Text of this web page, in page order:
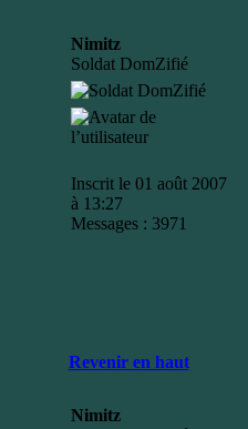
Nimitz
Soldat DomZifié
Inscrit le 01 août 2007
à 13:27
Messages : 3971
Revenir en haut
Nimitz